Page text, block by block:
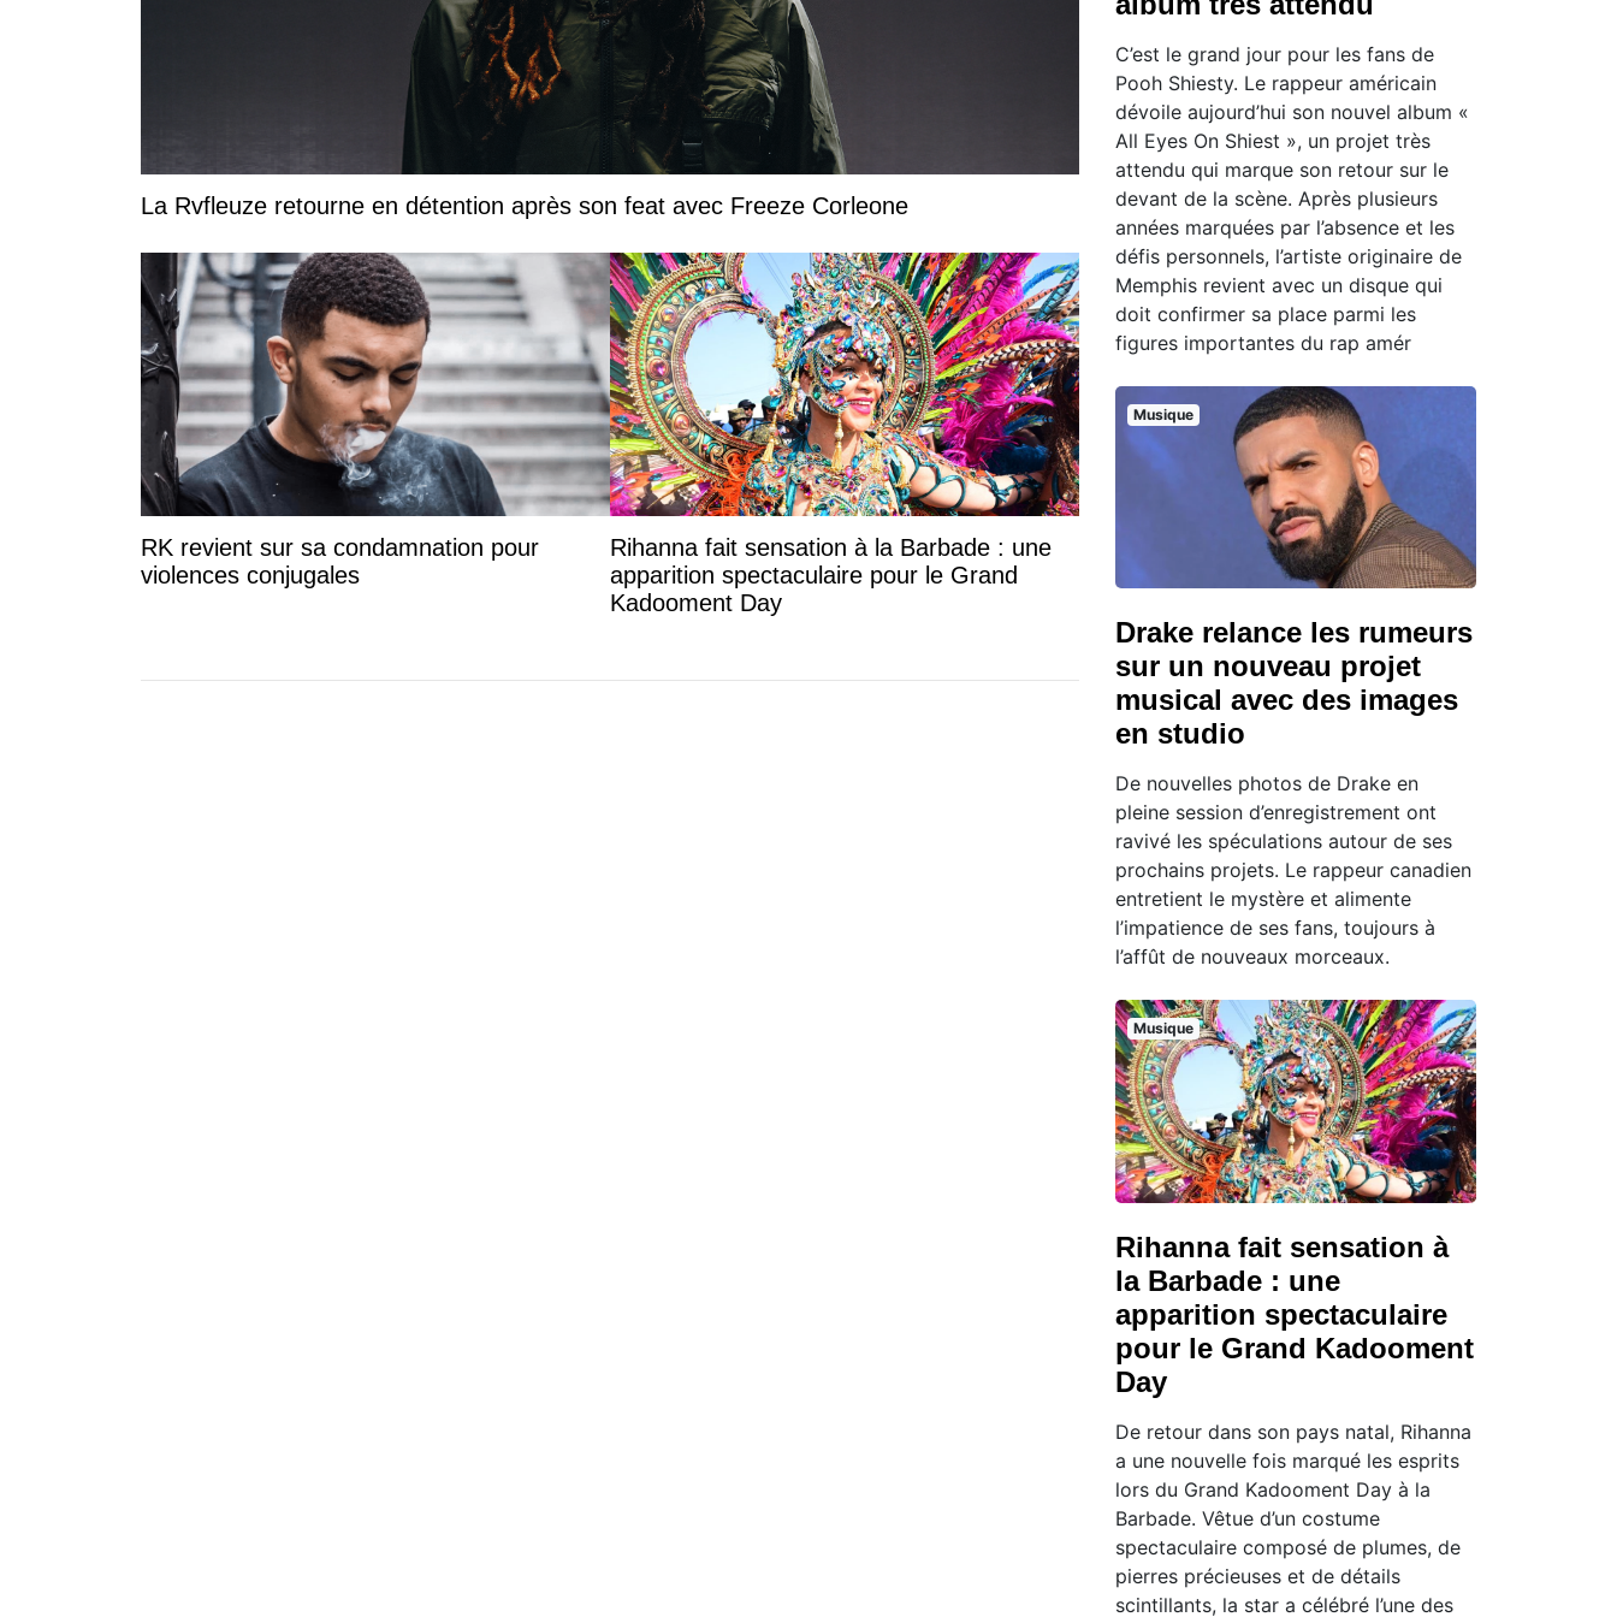
La Rvfleuze retourne en détention après son feat avec Freeze Corleone
RK revient sur sa condamnation pour
violences conjugales
Rihanna fait sensation à la Barbade : une
apparition spectaculaire pour le Grand
Kadooment Day
C’est le grand jour pour les fans de
Pooh Shiesty. Le rappeur américain
dévoile aujourd’hui son nouvel album «
All Eyes On Shiest », un projet très
attendu qui marque son retour sur le
devant de la scène. Après plusieurs
années marquées par l’absence et les
défis personnels, l’artiste originaire de
Memphis revient avec un disque qui
doit confirmer sa place parmi les
figures importantes du rap amér
Musique
Drake relance les rumeurs
sur un nouveau projet
musical avec des images
en studio
De nouvelles photos de Drake en
pleine session d’enregistrement ont
ravivé les spéculations autour de ses
prochains projets. Le rappeur canadien
entretient le mystère et alimente
l’impatience de ses fans, toujours à
l’affût de nouveaux morceaux.
Musique
Rihanna fait sensation à
la Barbade : une
apparition spectaculaire
pour le Grand Kadooment
Day
De retour dans son pays natal, Rihanna
a une nouvelle fois marqué les esprits
lors du Grand Kadooment Day à la
Barbade. Vêtue d’un costume
spectaculaire composé de plumes, de
pierres précieuses et de détails
scintillants, la star a célébré l’une des